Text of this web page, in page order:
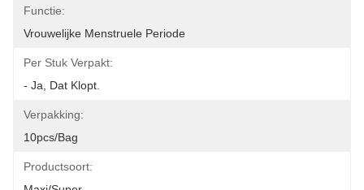
Functie:
Vrouwelijke Menstruele Periode
Per Stuk Verpakt:
- Ja, Dat Klopt.
Verpakking:
10pcs/bag
Productsoort: